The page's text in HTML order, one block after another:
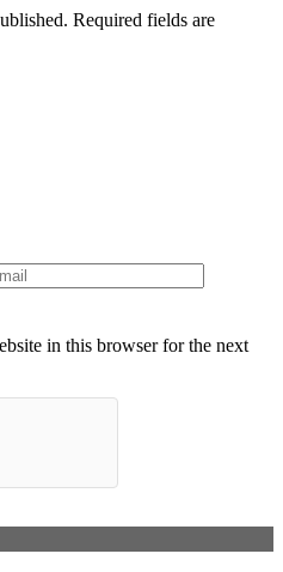
Required fields are
in this browser for the next